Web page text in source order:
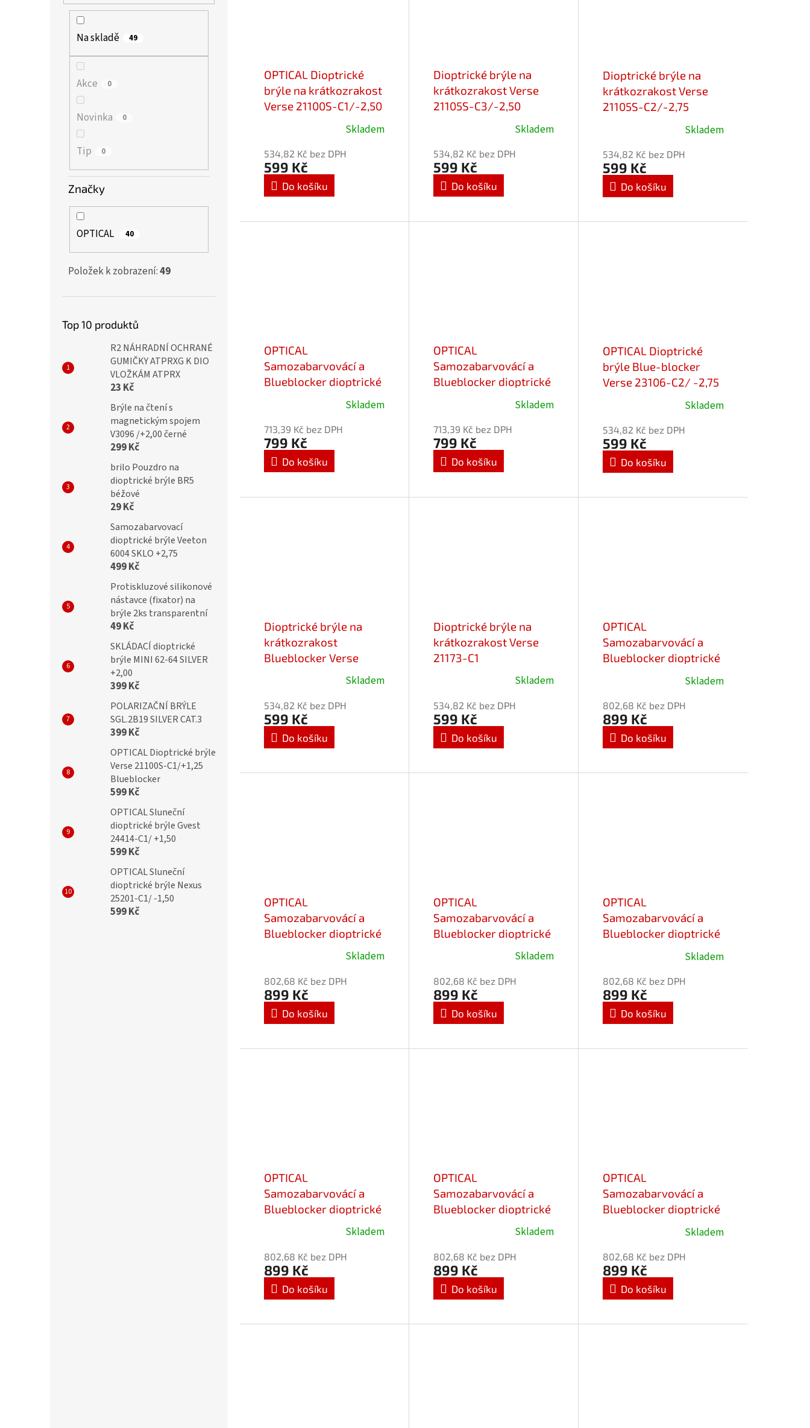
Na skladě 49
Akce 0
Novinka 0
Tip 0
Značky
OPTICAL 40
Položek k zobrazení:49
Top 10 produktů
R2 NÁHRADNÍ OCHRANÉ
GUMIČKY ATPRXG K DIO
VLOŽKÁM ATPRX
23 Kč
Brýle na čtení s
magnetickým spojem
V3096 /+2,00 černé
299 Kč
brilo Pouzdro na
dioptrické brýle BR5
béžové
29 Kč
Samozabarvovací
dioptrické brýle Veeton
6004 SKLO +2,75
499 Kč
Protiskluzové silikonové
nástavce (fixator) na
brýle 2ks transparentní
49 Kč
SKLÁDACÍ dioptrické
brýle MINI 62-64 SILVER
+2,00
399 Kč
POLARIZAČNÍ BRÝLE
SGL.2B19 SILVER CAT.3
399 Kč
OPTICAL Dioptrické brýle
Verse 21100S-C1/+1,25
Blueblocker
599 Kč
OPTICAL Sluneční
dioptrické brýle Gvest
24414-C1/ +1,50
599 Kč
OPTICAL Sluneční
dioptrické brýle Nexus
25201-C1/ -1,50
599 Kč
OPTICAL Dioptrické
brýle na krátkozrakost
Verse 21100S-C1/-2,50
Skladem
534,82 Kč bez DPH
599 Kč
Do košíku
Dioptrické brýle na
krátkozrakost Verse
21105S-C3/-2,50
Skladem
534,82 Kč bez DPH
599 Kč
Do košíku
Dioptrické brýle na
krátkozrakost Verse
21105S-C2/-2,75
Skladem
534,82 Kč bez DPH
599 Kč
Do košíku
OPTICAL
Samozabarvovácí a
Blueblocker dioptrické
brýle Favori 25714-
Skladem
713,39 Kč bez DPH
799 Kč
Do košíku
OPTICAL
Samozabarvovácí a
Blueblocker dioptrické
brýle Favori 25714-
Skladem
713,39 Kč bez DPH
799 Kč
Do košíku
OPTICAL Dioptrické
brýle Blue-blocker
Verse 23106-C2/ -2,75
Skladem
534,82 Kč bez DPH
599 Kč
Do košíku
Dioptrické brýle na
krátkozrakost
Blueblocker Verse
24007-C1 / -2,75 Flex
Skladem
534,82 Kč bez DPH
599 Kč
Do košíku
Dioptrické brýle na
krátkozrakost Verse
21173-C1
Blueblocker/-2,50
Skladem
534,82 Kč bez DPH
599 Kč
Do košíku
OPTICAL
Samozabarvovácí a
Blueblocker dioptrické
brýle Favori 25713-
Skladem
802,68 Kč bez DPH
899 Kč
Do košíku
OPTICAL
Samozabarvovácí a
Blueblocker dioptrické
brýle Favori 25713-
Skladem
802,68 Kč bez DPH
899 Kč
Do košíku
OPTICAL
Samozabarvovácí a
Blueblocker dioptrické
brýle Favori 25713-
Skladem
802,68 Kč bez DPH
899 Kč
Do košíku
OPTICAL
Samozabarvovácí a
Blueblocker dioptrické
brýle Favori 25713-
Skladem
802,68 Kč bez DPH
899 Kč
Do košíku
OPTICAL
Samozabarvovácí a
Blueblocker dioptrické
brýle Favori 25713-
Skladem
802,68 Kč bez DPH
899 Kč
Do košíku
OPTICAL
Samozabarvovácí a
Blueblocker dioptrické
brýle Verse 25012-
produktu
je
5,0
z
Skladem
802,68 Kč bez DPH
899 Kč
Do košíku
OPTICAL
Samozabarvovácí a
Blueblocker dioptrické
brýle Verse 25012-
produktu
je
5,0
Skladem
802,68 Kč bez DPH
899 Kč
Do košíku